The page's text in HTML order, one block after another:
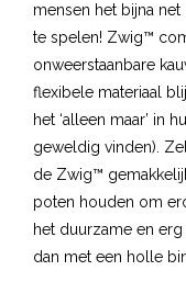
mensen het bijna
te spelen! Zwig™
onweerstaanbare
flexibele materiaal
het ‘alleen maar’ in
geweldig vinden).
de Zwig™
poten houden om
het duurzame en
dan met een holle